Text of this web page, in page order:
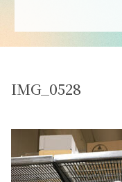
IMG_0528